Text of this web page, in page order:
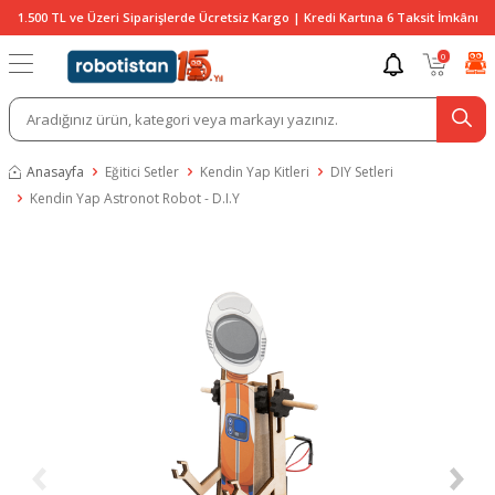
1.500 TL ve Üzeri Siparişlerde Ücretsiz Kargo | Kredi Kartına 6 Taksit İmkânı
0
Anasayfa Eğitici Setler Kendin Yap Kitleri
DIY Setleri
Kendin Yap Astronot Robot - D.I.Y